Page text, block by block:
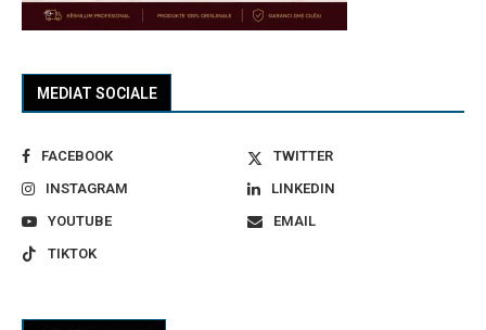
MEDIAT SOCIALE
FACEBOOK
TWITTER
INSTAGRAM
LINKEDIN
YOUTUBE
EMAIL
TIKTOK